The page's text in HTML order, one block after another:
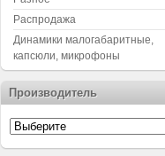
Распродажа
Динамики малогабаритные,
капсюли, микрофоны
Производитель